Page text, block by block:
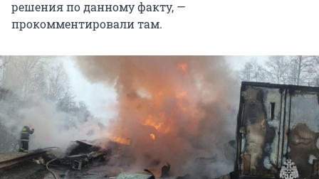
решения по данному факту, —
прокомментировали там.